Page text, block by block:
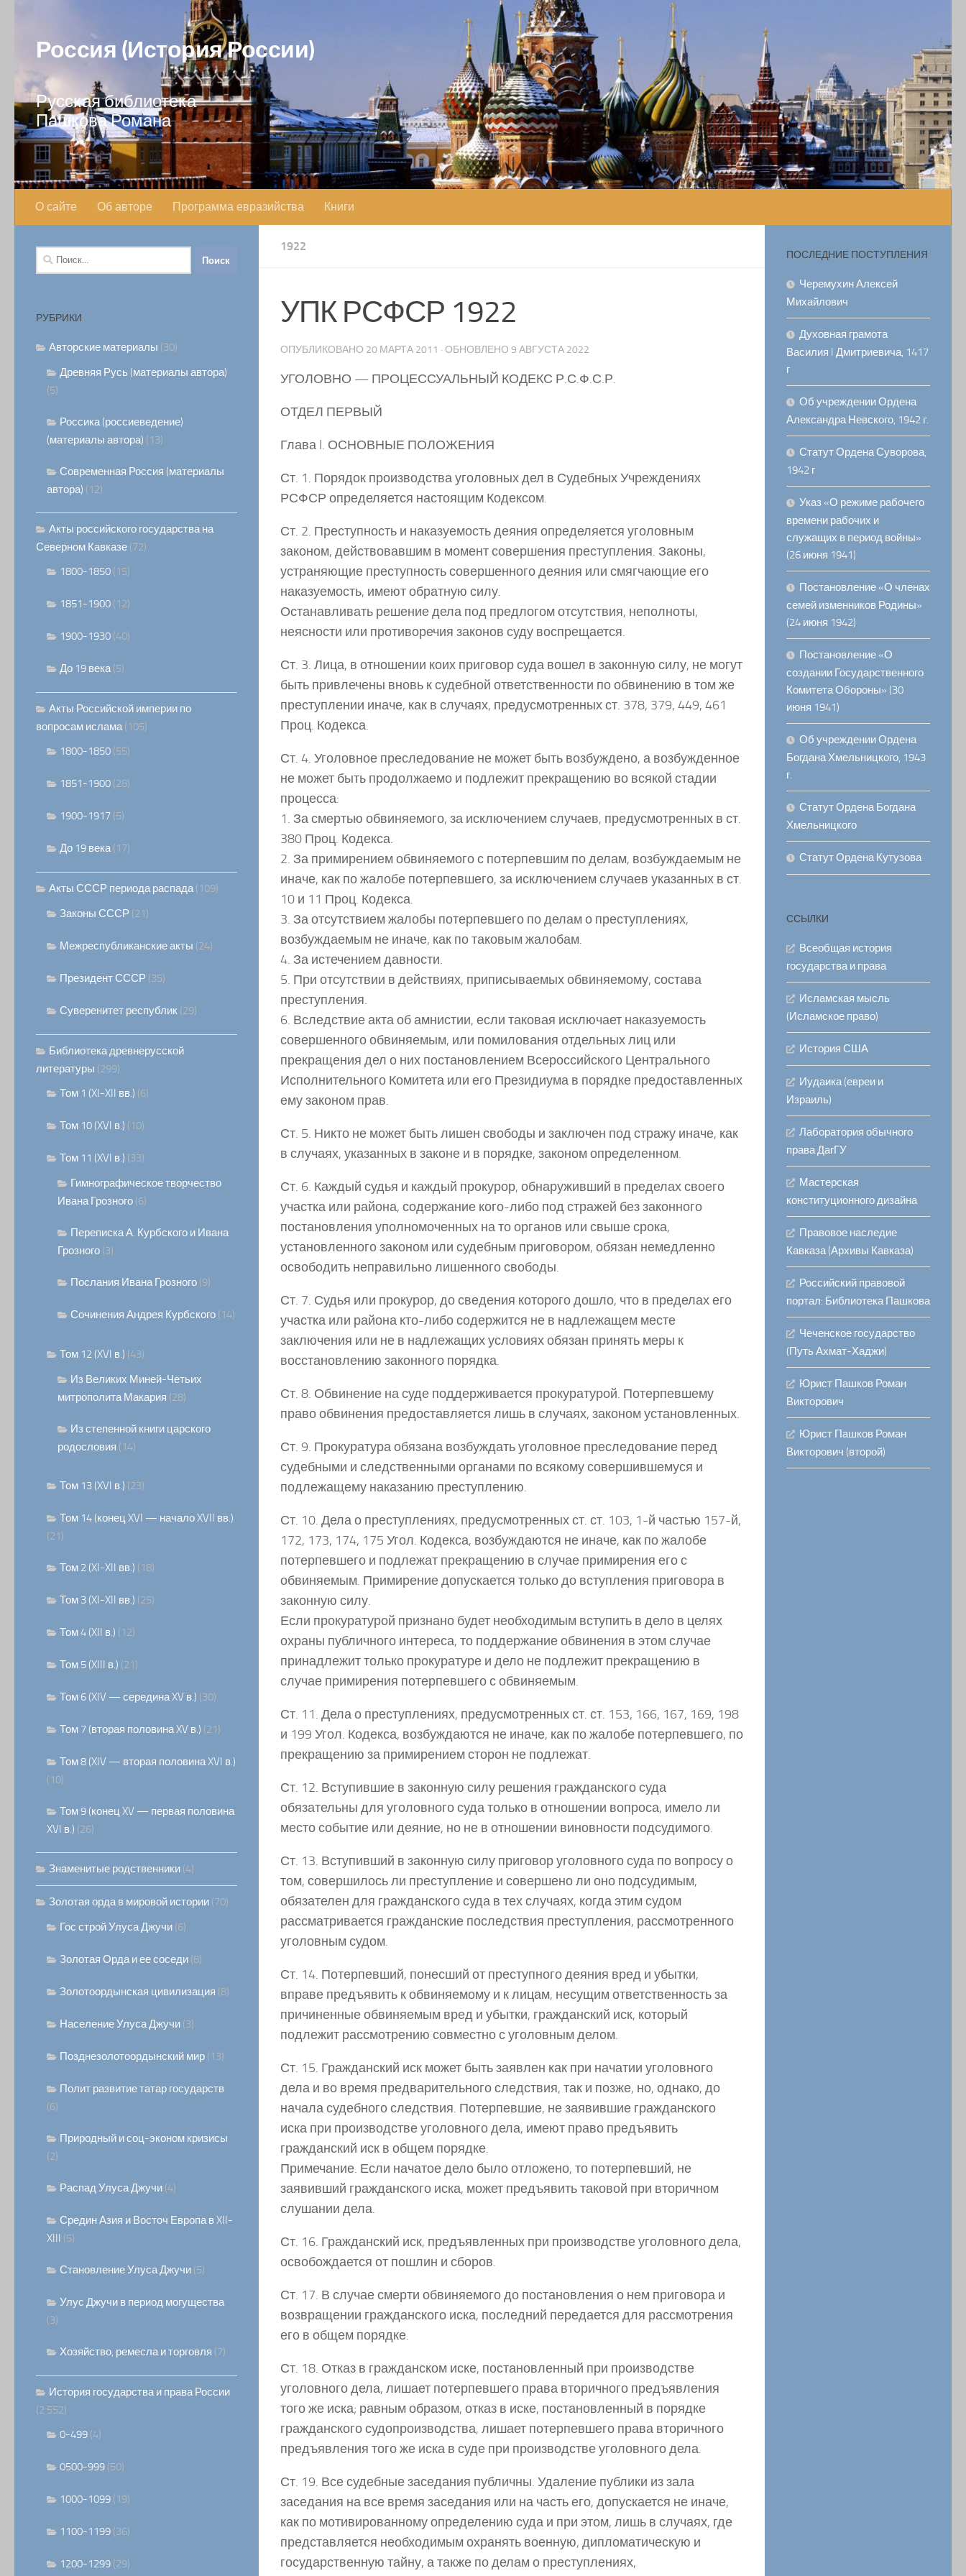
Россия (История России)
Русская библиотека
Пашкова Романа
О сайте Об авторе Программа евразийства Книги
1922
УПК РСФСР 1922
ОПУБЛИКОВАНО 20 МАРТА 2011 · ОБНОВЛЕНО 9 АВГУСТА 2022
УГОЛОВНО — ПРОЦЕССУАЛЬНЫЙ КОДЕКС Р.С.Ф.С.Р.
ОТДЕЛ ПЕРВЫЙ
Глава I. ОСНОВНЫЕ ПОЛОЖЕНИЯ
Ст. 1. Порядок производства уголовных дел в Судебных Учреждениях
РСФСР определяется настоящим Кодексом.
Ст. 2. Преступность и наказуемость деяния определяется уголовным
законом, действовавшим в момент совершения преступления. Законы,
устраняющие преступность совершенного деяния или смягчающие его
наказуемость, имеют обратную силу.
Останавливать решение дела под предлогом отсутствия, неполноты,
неясности или противоречия законов суду воспрещается.
Ст. 3. Лица, в отношении коих приговор суда вошел в законную силу, не могут
быть привлечены вновь к судебной ответственности по обвинению в том же
преступлении иначе, как в случаях, предусмотренных ст. 378, 379, 449, 461
Проц. Кодекса.
Ст. 4. Уголовное преследование не может быть возбуждено, а возбужденное
не может быть продолжаемо и подлежит прекращению во всякой стадии
процесса:
1. За смертью обвиняемого, за исключением случаев, предусмотренных в ст.
380 Проц. Кодекса.
2. За примирением обвиняемого с потерпевшим по делам, возбуждаемым не
иначе, как по жалобе потерпевшего, за исключением случаев указанных в ст.
10 и 11 Проц. Кодекса.
3. За отсутствием жалобы потерпевшего по делам о преступлениях,
возбуждаемым не иначе, как по таковым жалобам.
4. За истечением давности.
5. При отсутствии в действиях, приписываемых обвиняемому, состава
преступления.
6. Вследствие акта об амнистии, если таковая исключает наказуемость
совершенного обвиняемым, или помилования отдельных лиц или
прекращения дел о них постановлением Всероссийского Центрального
Исполнительного Комитета или его Президиума в порядке предоставленных
ему законом прав.
Ст. 5. Никто не может быть лишен свободы и заключен под стражу иначе, как
в случаях, указанных в законе и в порядке, законом определенном.
Ст. 6. Каждый судья и каждый прокурор, обнаруживший в пределах своего
участка или района, содержание кого-либо под стражей без законного
постановления уполномоченных на то органов или свыше срока,
установленного законом или судебным приговором, обязан немедленно
освободить неправильно лишенного свободы.
Ст. 7. Судья или прокурор, до сведения которого дошло, что в пределах его
участка или района кто-либо содержится не в надлежащем месте
заключения или не в надлежащих условиях обязан принять меры к
восстановлению законного порядка.
Ст. 8. Обвинение на суде поддерживается прокуратурой. Потерпевшему
право обвинения предоставляется лишь в случаях, законом установленных.
Ст. 9. Прокуратура обязана возбуждать уголовное преследование перед
судебными и следственными органами по всякому совершившемуся и
подлежащему наказанию преступлению.
Ст. 10. Дела о преступлениях, предусмотренных ст. ст. 103, 1-й частью 157-й,
172, 173, 174, 175 Угол. Кодекса, возбуждаются не иначе, как по жалобе
потерпевшего и подлежат прекращению в случае примирения его с
обвиняемым. Примирение допускается только до вступления приговора в
законную силу.
Если прокуратурой признано будет необходимым вступить в дело в целях
охраны публичного интереса, то поддержание обвинения в этом случае
принадлежит только прокуратуре и дело не подлежит прекращению в
случае примирения потерпевшего с обвиняемым.
Ст. 11. Дела о преступлениях, предусмотренных ст. ст. 153, 166, 167, 169, 198
и 199 Угол. Кодекса, возбуждаются не иначе, как по жалобе потерпевшего, по
прекращению за примирением сторон не подлежат.
Ст. 12. Вступившие в законную силу решения гражданского суда
обязательны для уголовного суда только в отношении вопроса, имело ли
место событие или деяние, но не в отношении виновности подсудимого.
Ст. 13. Вступивший в законную силу приговор уголовного суда по вопросу о
том, совершилось ли преступление и совершено ли оно подсудимым,
обязателен для гражданского суда в тех случаях, когда этим судом
рассматривается гражданские последствия преступления, рассмотренного
уголовным судом.
Ст. 14. Потерпевший, понесший от преступного деяния вред и убытки,
вправе предъявить к обвиняемому и к лицам, несущим ответственность за
причиненные обвиняемым вред и убытки, гражданский иск, который
подлежит рассмотрению совместно с уголовным делом.
Ст. 15. Гражданский иск может быть заявлен как при начатии уголовного
дела и во время предварительного следствия, так и позже, но, однако, до
начала судебного следствия. Потерпевшие, не заявившие гражданского
иска при производстве уголовного дела, имеют право предъявить
гражданский иск в общем порядке.
Примечание. Если начатое дело было отложено, то потерпевший, не
заявивший гражданского иска, может предъявить таковой при вторичном
слушании дела.
Ст. 16. Гражданский иск, предъявленных при производстве уголовного дела,
освобождается от пошлин и сборов.
Ст. 17. В случае смерти обвиняемого до постановления о нем приговора и
возвращении гражданского иска, последний передается для рассмотрения
его в общем порядке.
Ст. 18. Отказ в гражданском иске, постановленный при производстве
уголовного дела, лишает потерпевшего права вторичного предъявления
того же иска; равным образом, отказ в иске, постановленный в порядке
гражданского судопроизводства, лишает потерпевшего права вторичного
предъявления того же иска в суде при производстве уголовного дела.
Ст. 19. Все судебные заседания публичны. Удаление публики из зала
заседания на все время заседания или на часть его, допускается не иначе,
как по мотивированному определению суда и при этом, лишь в случаях, где
представляется необходимым охранять военную, дипломатическую и
государственную тайну, а также по делам о преступлениях,
Найти:
РУБРИКИ
Авторские материалы (30)
Древняя Русь (материалы автора)
(5)
Россика (россиеведение)
(материалы автора) (13)
Современная Россия (материалы
автора) (12)
Акты российского государства на
Северном Кавказе (72)
1800-1850 (15)
1851-1900 (12)
1900-1930 (40)
До 19 века(5)
Акты Российской империи по
вопросам ислама(105)
1800-1850 (55)
1851-1900 (28)
1900-1917 (5)
До 19 века(17)
Акты СССР периода распада(109)
Законы СССР (21)
Межреспубликанские акты (24)
Президент СССР (35)
Суверенитет республик (29)
Библиотека древнерусской
литературы (299)
Том 1 (XI-XII вв.) (6)
Том 10 (XVI в.) (10)
Том 11 (XVI в.) (33)
Гимнографическое творчество
Ивана Грозного (6)
Переписка А. Курбского и Ивана
Грозного (3)
Послания Ивана Грозного (9)
Сочинения Андрея Курбского (14)
Том 12 (XVI в.) (43)
Из Великих Миней-Четьих
митрополита Макария (28)
Из степенной книги царского
родословия (14)
Том 13 (XVI в.) (23)
Том 14 (конец XVI — начало XVII вв.)
(21)
Том 2 (XI-XII вв.) (18)
Том 3 (XI-XII вв.) (25)
Том 4 (XII в.) (12)
Том 5 (XIII в.) (21)
Том 6 (XIV — середина XV в.) (30)
Том 7 (вторая половина XV в.) (21)
Том 8 (XIV — вторая половина XVI в.)
(10)
Том 9 (конец XV — первая половина
XVI в.) (26)
Знаменитые родственники (4)
Золотая орда в мировой истории (70)
Гос строй Улуса Джучи (6)
Золотая Орда и ее соседи (8)
Золотоордынская цивилизация (8)
Население Улуса Джучи (3)
Позднезолотоордынский мир (13)
Полит развитие татар государств
(6)
Природный и соц-эконом кризисы
(2)
Распад Улуса Джучи (4)
Средин Азия и Восточ Европа в XII-
XIII
(5)
Становление Улуса Джучи (5)
Улус Джучи в период могущества
(3)
Хозяйство, ремесла и торговля (7)
История государства и права России
(2 552)
0-499 (4)
0500-999 (50)
1000-1099 (19)
1100-1199 (36)
1200-1299 (29)
ПОСЛЕДНИЕ ПОСТУПЛЕНИЯ
Черемухин Алексей
Михайлович
Духовная грамота
Василия I Дмитриевича, 1417
г
Об учреждении Ордена
Александра Невского, 1942 г.
Статут Ордена Суворова,
1942 г
Указ «О режиме рабочего
времени рабочих и
служащих в период войны»
(26 июня 1941)
Постановление «О членах
семей изменников Родины»
(24 июня 1942)
Постановление «О
создании Государственного
Комитета Обороны» (30
июня 1941)
Об учреждении Ордена
Богдана Хмельницкого, 1943
г.
Статут Ордена Богдана
Хмельницкого
Статут Ордена Кутузова
ССЫЛКИ
Всеобщая история
государства и права
Исламская мысль
(Исламское право)
История США
Иудаика (евреи и
Израиль)
Лаборатория обычного
права ДагГУ
Мастерская
конституционного дизайна
Правовое наследие
Кавказа (Архивы Кавказа)
Российский правовой
портал: Библиотека Пашкова
Чеченское государство
(Путь Ахмат-Хаджи)
Юрист Пашков Роман
Викторович
Юрист Пашков Роман
Викторович (второй)